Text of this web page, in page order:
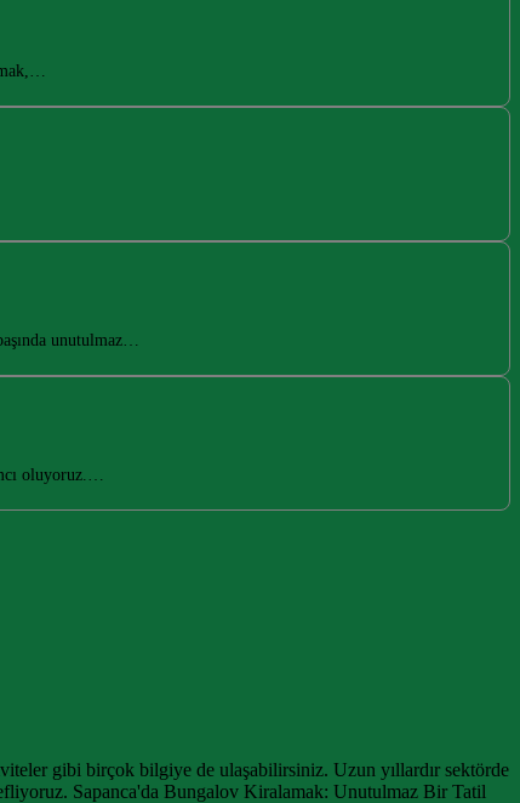
unutulmaz…
oluyoruz.…
gibi birçok bilgiye de ulaşabilirsiniz. Uzun yıllardır sektörde
Sapanca'da Bungalov Kiralamak: Unutulmaz Bir Tatil